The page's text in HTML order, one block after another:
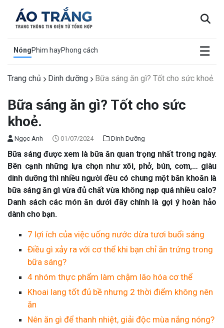
NóngPhim hayPhong cách ☰
×
Trang chủ Dinh dưỡng Bữa sáng ăn gì? Tốt cho sức khoẻ.
Bữa sáng ăn gì? Tốt cho sức
khoẻ.
Ngọc Anh 01/07/2024 Dinh Dưỡng
Bữa sáng được xem là bữa ăn quan trọng nhất trong ngày.
Bên cạnh những lựa chọn như xôi, phở, bún, cơm,… giàu
dinh dưỡng thì nhiều người đều có chung một băn khoăn là
bữa sáng ăn gì vừa đủ chất vừa không nạp quá nhiều calo?
Danh sách các món ăn dưới đây chính là gợi ý hoàn hảo
dành cho bạn.
7 lợi ích của việc uống nước dừa tươi buổi sáng
Điều gì xảy ra với cơ thể khi bạn chỉ ăn trứng trong
bữa sáng?
4 nhóm thực phẩm làm chậm lão hóa cơ thể
Khoai lang tốt đủ bề nhưng 2 thời điểm không nên
ăn
Nên ăn gì để thanh nhiệt, giải độc mùa nắng nóng?